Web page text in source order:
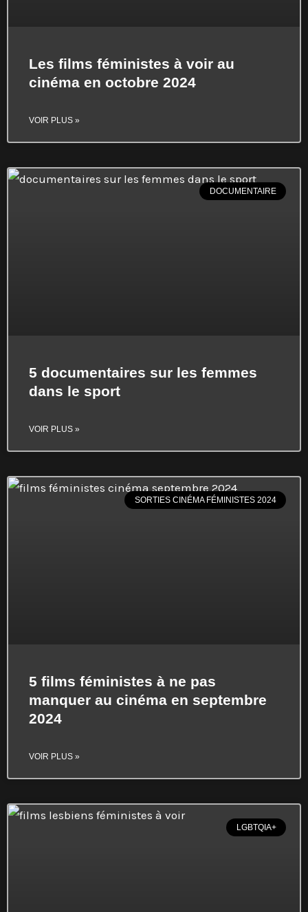
Les films féministes à voir au
cinéma en octobre 2024
VOIR PLUS »
DOCUMENTAIRE
5 documentaires sur les femmes
dans le sport
VOIR PLUS »
SORTIES CINÉMA FÉMINISTES 2024
5 films féministes à ne pas
manquer au cinéma en septembre
2024
VOIR PLUS »
LGBTQIA+